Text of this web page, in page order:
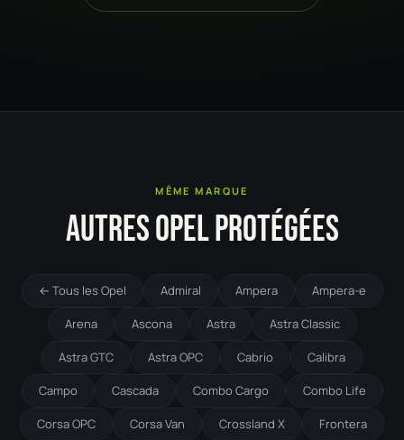
MÊME MARQUE
AUTRES OPEL PROTÉGÉES
← Tous les Opel Admiral Ampera Ampera-e
Arena Ascona Astra Astra Classic
Astra GTC Astra OPC Cabrio Calibra
Campo Cascada Combo Cargo Combo Life
Corsa OPC Corsa Van Crossland X Frontera